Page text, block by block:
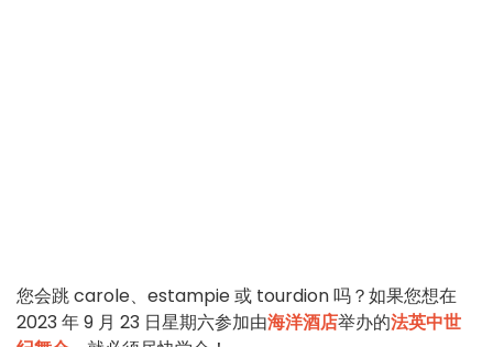
您会跳 carole、estampie 或 tourdion 吗？如果您想在
2023 年 9 月 23 日星期六参加由海洋酒店举办的法英中世